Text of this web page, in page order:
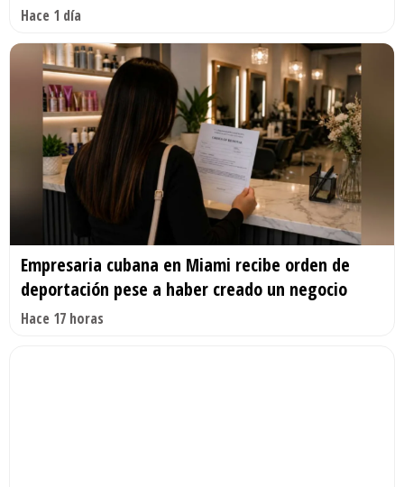
Hace 1 día
Empresaria cubana en Miami recibe orden de
deportación pese a haber creado un negocio
Hace 17 horas